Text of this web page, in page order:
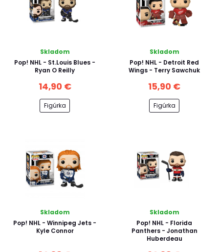
Skladom
Pop! NHL - St.Louis Blues -
Ryan O Reilly
14,90 €
Figúrka
Skladom
Pop! NHL - Detroit Red
Wings - Terry Sawchuk
15,90 €
Figúrka
Skladom
Pop! NHL - Winnipeg Jets -
Kyle Connor
Skladom
Pop! NHL - Florida
Panthers - Jonathan
Huberdeau